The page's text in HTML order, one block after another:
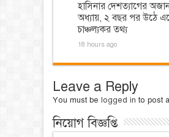
হাসিনার দেশত্যাগের
অধ্যায়, ২ বছর পর উঠে
চাঞ্চল্যকর তথ্য
18 hours ago
Leave a Reply
You must be logged in to post
নিয়োগ বিজ্ঞপ্তি